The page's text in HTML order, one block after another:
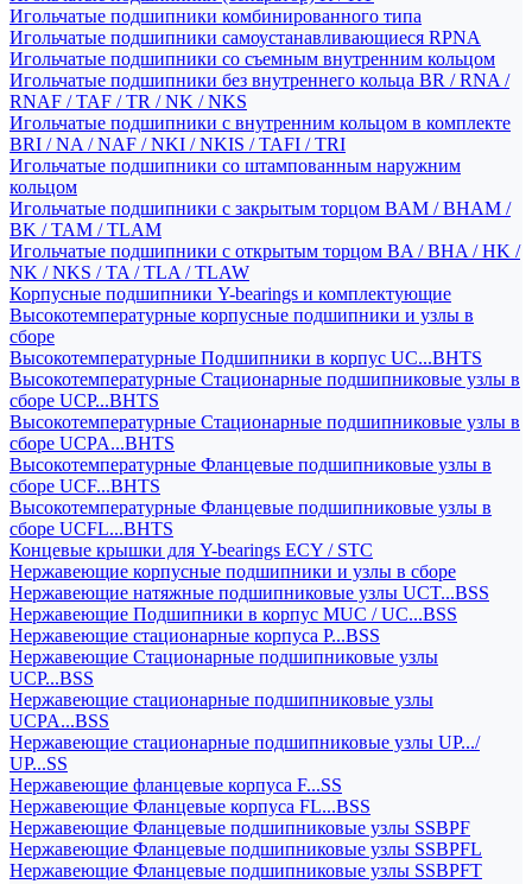
Игольчатые подшипники комбинированного типа
Игольчатые подшипники самоустанавливающиеся RPNA
Игольчатые подшипники со съемным внутренним кольцом
Игольчатые подшипники без внутреннего кольца BR / RNA /
RNAF / TAF / TR / NK / NKS
Игольчатые подшипники с внутренним кольцом в комплекте
BRI / NA / NAF / NKI / NKIS / TAFI / TRI
Игольчатые подшипники со штампованным наружним
кольцом
Игольчатые подшипники с закрытым торцом BAM / BHAM /
BK / TAM / TLAM
Игольчатые подшипники с открытым торцом BA / BHA / HK /
NK / NKS / TA / TLA / TLAW
Корпусные подшипники Y-bearings и комплектующие
Высокотемпературные корпусные подшипники и узлы в
сборе
Высокотемпературные Подшипники в корпус UC...BHTS
Высокотемпературные Стационарные подшипниковые узлы в
сборе UCP...BHTS
Высокотемпературные Стационарные подшипниковые узлы в
сборе UCPA...BHTS
Высокотемпературные Фланцевые подшипниковые узлы в
сборе UCF...BHTS
Высокотемпературные Фланцевые подшипниковые узлы в
сборе UCFL...BHTS
Концевые крышки для Y-bearings ECY / STC
Нержавеющие корпусные подшипники и узлы в сборе
Нержавеющие натяжные подшипниковые узлы UCT...BSS
Нержавеющие Подшипники в корпус MUC / UC...BSS
Нержавеющие стационарные корпуса P...BSS
Нержавеющие Стационарные подшипниковые узлы
UCP...BSS
Нержавеющие стационарные подшипниковые узлы
UCPA...BSS
Нержавеющие стационарные подшипниковые узлы UP.../
UP...SS
Нержавеющие фланцевые корпуса F...SS
Нержавеющие Фланцевые корпуса FL...BSS
Нержавеющие Фланцевые подшипниковые узлы SSBPF
Нержавеющие Фланцевые подшипниковые узлы SSBPFL
Нержавеющие Фланцевые подшипниковые узлы SSBPFT